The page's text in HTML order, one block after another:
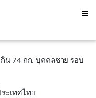
น 74 กก. บุคคลชาย รอบ
ะเทศไทย